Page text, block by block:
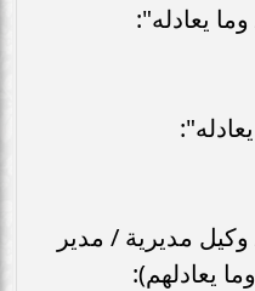
يعادله":
مديرية / مدير
يعادلهم):